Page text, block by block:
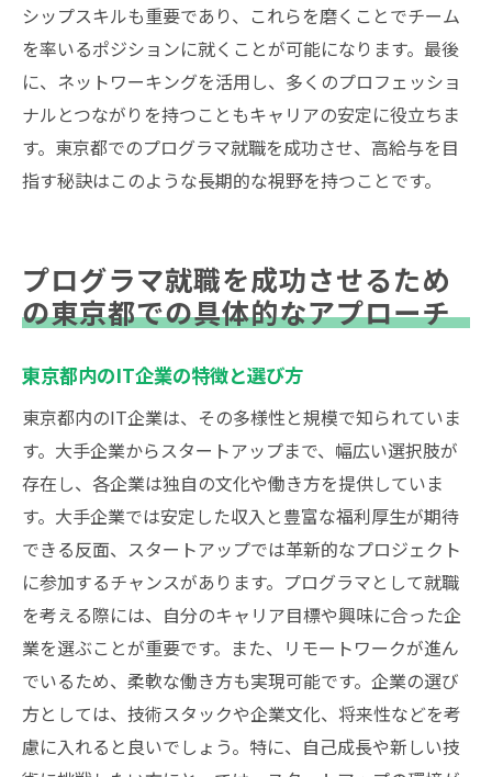
シップスキルも重要であり、これらを磨くことでチーム
を率いるポジションに就くことが可能になります。最後
に、ネットワーキングを活用し、多くのプロフェッショ
ナルとつながりを持つこともキャリアの安定に役立ちま
す。東京都でのプログラマ就職を成功させ、高給与を目
指す秘訣はこのような長期的な視野を持つことです。
プログラマ就職を成功させるため
の東京都での具体的なアプローチ
東京都内のIT企業の特徴と選び方
東京都内のIT企業は、その多様性と規模で知られていま
す。大手企業からスタートアップまで、幅広い選択肢が
存在し、各企業は独自の文化や働き方を提供していま
す。大手企業では安定した収入と豊富な福利厚生が期待
できる反面、スタートアップでは革新的なプロジェクト
に参加するチャンスがあります。プログラマとして就職
を考える際には、自分のキャリア目標や興味に合った企
業を選ぶことが重要です。また、リモートワークが進ん
でいるため、柔軟な働き方も実現可能です。企業の選び
方としては、技術スタックや企業文化、将来性などを考
慮に入れると良いでしょう。特に、自己成長や新しい技